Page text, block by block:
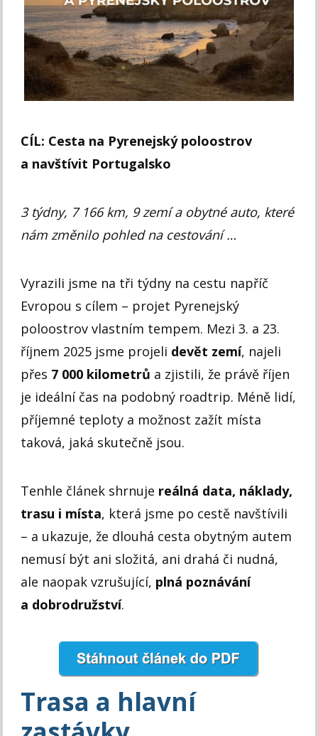
CÍL: Cesta na Pyrenejský poloostrov
a navštívit Portugalsko
3 týdny, 7 166 km, 9 zemí a obytné auto, které
nám změnilo pohled na cestování …
Vyrazili jsme na tři týdny na cestu napříč
Evropou s cílem – projet Pyrenejský
poloostrov vlastním tempem. Mezi 3. a 23.
říjnem 2025 jsme projeli devět zemí, najeli
přes 7 000 kilometrů a zjistili, že právě říjen
je ideální čas na podobný roadtrip. Méně lidí,
příjemné teploty a možnost zažít místa
taková, jaká skutečně jsou.
Tenhle článek shrnuje reálná data, náklady,
trasu i místa, která jsme po cestě navštívili
– a ukazuje, že dlouhá cesta obytným autem
nemusí být ani složitá, ani drahá či nudná,
ale naopak vzrušující, plná poznávání
a dobrodružství.
Trasa a hlavní